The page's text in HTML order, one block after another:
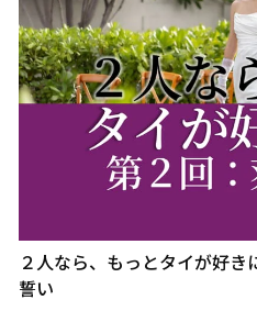
２人なら、もっとタイが好
誓い